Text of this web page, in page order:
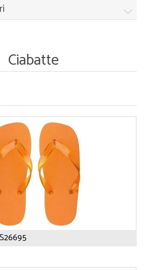
Ciabatte